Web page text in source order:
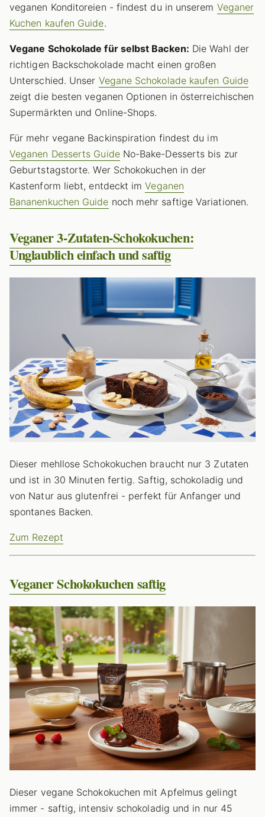
veganen Konditoreien - findest du in unserem Veganer
Kuchen kaufen Guide.
Vegane Schokolade für selbst Backen: Die Wahl der
richtigen Backschokolade macht einen großen
Unterschied. Unser Vegane Schokolade kaufen Guide
zeigt die besten veganen Optionen in österreichischen
Supermärkten und Online-Shops.
Für mehr vegane Backinspiration findest du im
Veganen Desserts GuideNo-Bake-Desserts bis zur
Geburtstagstorte. Wer Schokokuchen in der
Kastenform liebt, entdeckt imVeganen
Bananenkuchen Guide noch mehr saftige Variationen.
Veganer 3-Zutaten-Schokokuchen:
Unglaublich einfach und saftig
Dieser mehllose Schokokuchen braucht nur 3 Zutaten
und ist in 30 Minuten fertig. Saftig, schokoladig und
von Natur aus glutenfrei - perfekt für Anfanger und
spontanes Backen.
Zum Rezept
Veganer Schokokuchen saftig
Dieser vegane Schokokuchen mit Apfelmus gelingt
immer - saftig, intensiv schokoladig und in nur 45